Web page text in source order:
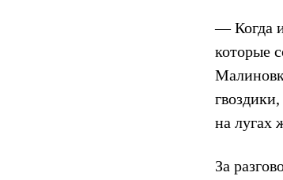
— Когда
которые
на лугах
За